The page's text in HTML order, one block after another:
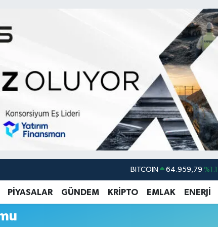
BITCOIN 64.959,79
DOLAR 47,7436 %0.18
EURO 55,2510
PİYASALAR GÜNDEM KRİPTO EMLAK ENERJİ